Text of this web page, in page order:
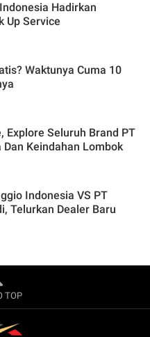
Hadirkan
Up Service
Waktunya Cuma 10
Explore Seluruh Brand PT
Keindahan Lombok
Indonesia VS PT
Telurkan Dealer Baru
TOP